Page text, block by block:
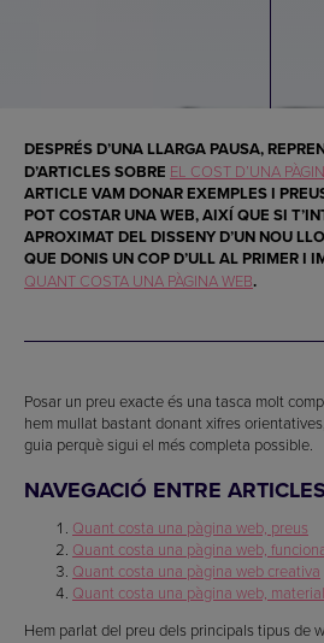
DESPRÉS D’UNA LLARGA PAUSA,
D’ARTICLES SOBRE EL COST D’UNA
ARTICLE VAM DONAR EXEMPLES I
POT COSTAR UNA WEB, AIXÍ QUE SI
APROXIMAT DEL DISSENY D’UN NOU
QUE DONIS UN COP D’ULL AL PRIMER I
QUANT COSTA UNA PÀGINA WEB.
Posar un preu exacte és una tasca molt
hem mullat bastant donant xifres
guia perquè sigui el més completa possible.
NAVEGACIÓ ENTRE
Quant costa una pàgina web, preus
Quant costa una pàgina web,
Quant costa una pàgina web creativa
Quant costa una pàgina web,
Hem parlat del preu dels principals tipus de